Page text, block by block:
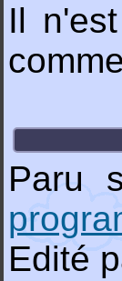
Il
Paru
Edité